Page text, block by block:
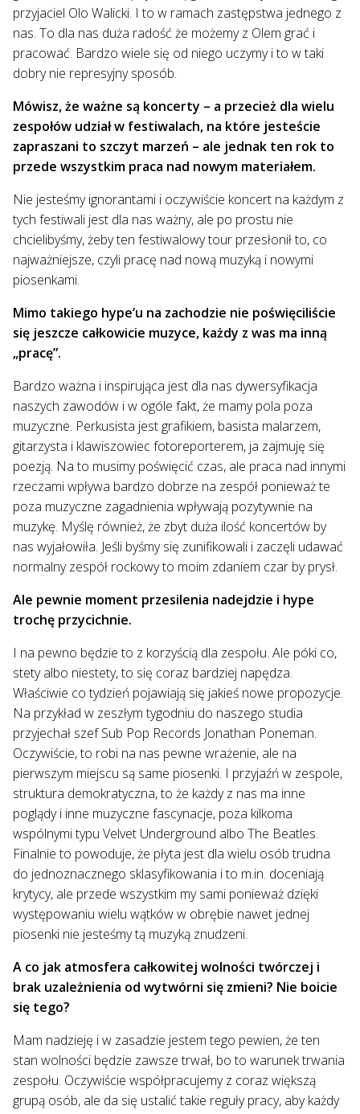
przyjaciel Olo Walicki. I to w ramach zastępstwa jednego z
nas. To dla nas duża radość że możemy z Olem grać i
pracować. Bardzo wiele się od niego uczymy i to w taki
dobry nie represyjny sposób.
Mówisz, że ważne są koncerty – a przecież dla wielu
zespołów udział w festiwalach, na które jesteście
zapraszani to szczyt marzeń – ale jednak ten rok to
przede wszystkim praca nad nowym materiałem.
Nie jesteśmy ignorantami i oczywiście koncert na każdym z
tych festiwali jest dla nas ważny, ale po prostu nie
chcielibyśmy, żeby ten festiwalowy tour przesłonił to, co
najważniejsze, czyli pracę nad nową muzyką i nowymi
piosenkami.
Mimo takiego hype’u na zachodzie nie poświęciliście
się jeszcze całkowicie muzyce, każdy z was ma inną
„pracę”.
Bardzo ważna i inspirująca jest dla nas dywersyfikacja
naszych zawodów i w ogóle fakt, że mamy pola poza
muzyczne. Perkusista jest grafikiem, basista malarzem,
gitarzysta i klawiszowiec fotoreporterem, ja zajmuję się
poezją. Na to musimy poświęcić czas, ale praca nad innymi
rzeczami wpływa bardzo dobrze na zespół ponieważ te
poza muzyczne zagadnienia wpływają pozytywnie na
muzykę. Myślę również, że zbyt duża ilość koncertów by
nas wyjałowiła. Jeśli byśmy się zunifikowali i zaczęli udawać
normalny zespół rockowy to moim zdaniem czar by prysł.
Ale pewnie moment przesilenia nadejdzie i hype
trochę przycichnie.
I na pewno będzie to z korzyścią dla zespołu. Ale póki co,
stety albo niestety, to się coraz bardziej napędza.
Właściwie co tydzień pojawiają się jakieś nowe propozycje.
Na przykład w zeszłym tygodniu do naszego studia
przyjechał szef Sub Pop Records Jonathan Poneman.
Oczywiście, to robi na nas pewne wrażenie, ale na
pierwszym miejscu są same piosenki. I przyjaźń w zespole,
struktura demokratyczna, to że każdy z nas ma inne
poglądy i inne muzyczne fascynacje, poza kilkoma
wspólnymi typu Velvet Underground albo The Beatles.
Finalnie to powoduje, że płyta jest dla wielu osób trudna
do jednoznacznego sklasyfikowania i to m.in. doceniają
krytycy, ale przede wszystkim my sami ponieważ dzięki
występowaniu wielu wątków w obrębie nawet jednej
piosenki nie jesteśmy tą muzyką znudzeni.
A co jak atmosfera całkowitej wolności twórczej i
brak uzależnienia od wytwórni się zmieni? Nie boicie
się tego?
Mam nadzieję i w zasadzie jestem tego pewien, że ten
stan wolności będzie zawsze trwał, bo to warunek trwania
zespołu. Oczywiście współpracujemy z coraz większą
grupą osób, ale da się ustalić takie reguły pracy, aby każdy